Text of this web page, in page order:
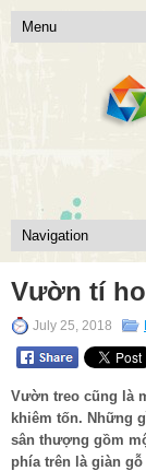
Vườn tí
July 25, 2018
Vườn treo cũng là
khiêm tốn. Những
sân thượng gồm
phía trên là giàn